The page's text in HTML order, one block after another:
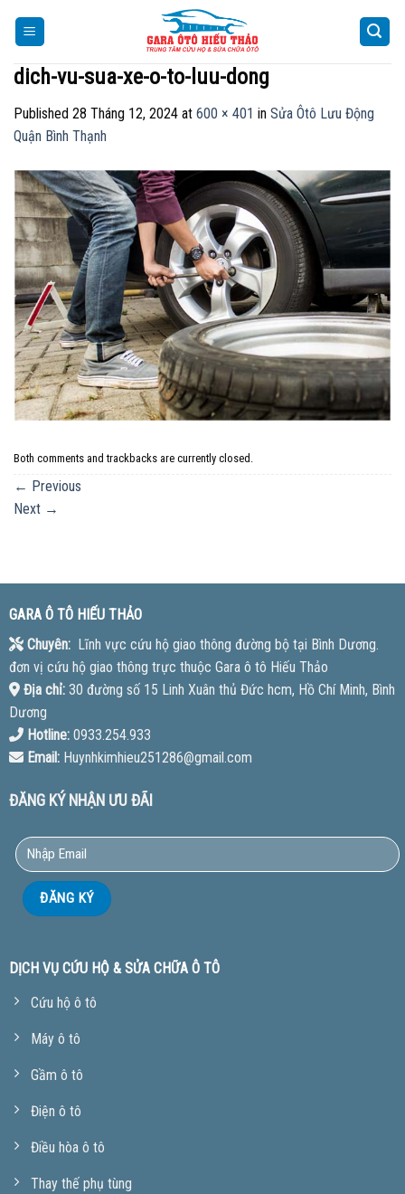
dich-vu-sua-xe-o-to-luu-dong
Published 28 Tháng 12, 2024 at 600 × 401 in Sửa Ôtô Lưu Động
Quận Bình Thạnh
Both comments and trackbacks are currently closed.
← Previous
Next →
GARA Ô TÔ HIẾU THẢO
Chuyên:Lĩnh vực cứu hộ giao thông đường bộ tại Bình Dương.
đơn vị cứu hộ giao thông trực thuộc Gara ô tô Hiếu Thảo
Địa chỉ:30 đường số 15 Linh Xuân thủ Đức hcm, Hồ Chí Minh, Bình
Dương
Hotline:0933.254.933
Email:Huynhkimhieu251286@gmail.com
ĐĂNG KÝ NHẬN ƯU ĐÃI
DỊCH VỤ CỨU HỘ & SỬA CHỮA Ô TÔ
Cứu hộ ô tô
Máy ô tô
Gầm ô tô
Điện ô tô
Điều hòa ô tô
Thay thế phụ tùng